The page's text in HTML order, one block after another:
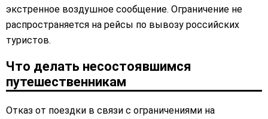
экстренное воздушное сообщение. Ограничение не
распространяется на рейсы по вывозу российских
туристов.
Что делать несостоявшимся
путешественникам
Отказ от поездки в связи с ограничениями на